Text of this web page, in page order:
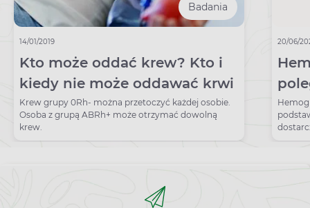
Badania
14/01/2019
Kto może oddać krew? Kto i
kiedy nie może oddawać krwi
Krew grupy 0Rh- można przetoczyć każdej osobie.
Osoba z grupą ABRh+ może otrzymać dowolną
krew.
20/06/